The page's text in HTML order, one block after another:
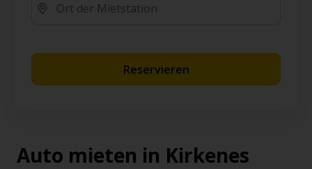
Reservieren
Auto mieten in Kirkenes